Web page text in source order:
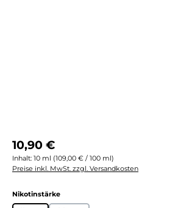
Regulärer Preis:
10,90 €
Inhalt: 10 ml (109,00 € / 100 ml)
Preise inkl. MwSt. zzgl. Versandkosten
Nikotinstärkeauswählen